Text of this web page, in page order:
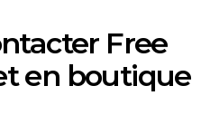
Free
en boutique